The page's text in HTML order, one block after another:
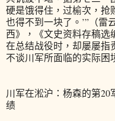
硬是饿得住，过榆次，抢
也得不到一块了。’”（雷
西》，《文史资料存稿选
在总结战役时，却屡屡指
不谈川军所面临的实际困
川军在淞沪：杨森的第
绩